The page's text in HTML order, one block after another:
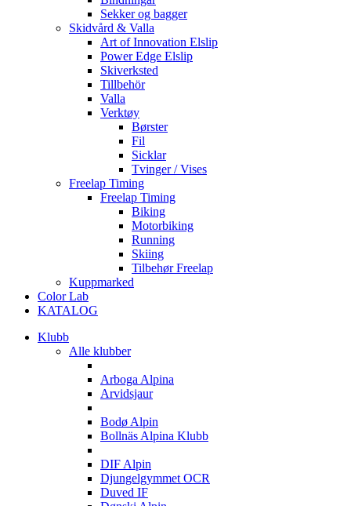
Sekker og bagger
Skidvård & Valla
Art of Innovation Elslip
Power Edge Elslip
Skiverksted
Tillbehör
Valla
Verktøy
Børster
Fil
Sicklar
Tvinger / Vises
Freelap Timing
Freelap Timing
Biking
Motorbiking
Running
Skiing
Tilbehør Freelap
Kuppmarked
Color Lab
KATALOG
Klubb
Alle klubber
Arboga Alpina
Arvidsjaur
Bodø Alpin
Bollnäs Alpina Klubb
DIF Alpin
Djungelgymmet OCR
Duved IF